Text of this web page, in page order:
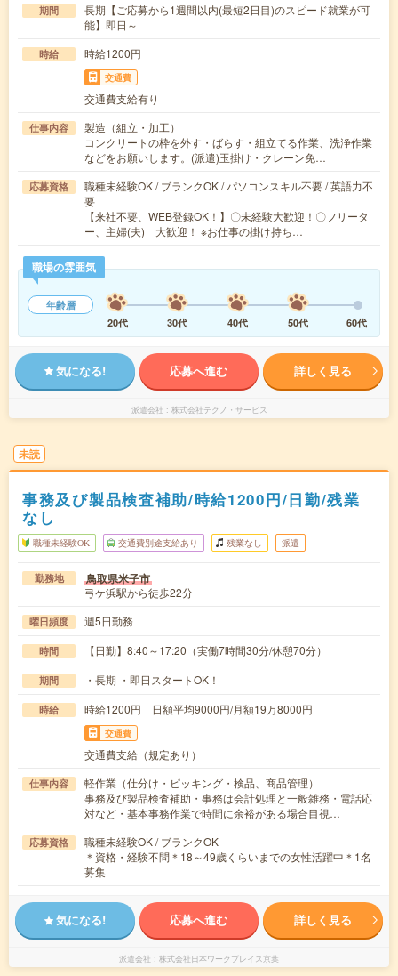
期間
長期【ご応募から1週間以内(最短2日目)のスピード就業が可
能】即日～
時給 時給1200円
交通費
交通費支給有り
仕事内容
製造（組立・加工）
コンクリートの枠を外す・ばらす・組立てる作業、洗浄作業
などをお願いします。(派遣)玉掛け・クレーン免…
応募資格
職種未経験OK / ブランクOK / パソコンスキル不要 / 英語力不
要
【来社不要、WEB登録OK！】〇未経験大歓迎！〇フリータ
ー、主婦(夫) 大歓迎！ ※お仕事の掛け持ち…
職場の雰囲気
年齢層
20代
30代 40代 50代 60代
気になる! 応募へ進む 詳しく見る
派遣会社 株式会社テクノ・サービス
未読
事務及び製品検査補助/時給1200円/日勤/残業
なし
職種未経験OK 交通費別途支給あり 残業なし 派遣
勤務地 鳥取県米子市
弓ケ浜駅から徒歩22分
曜日頻度 週5日勤務
時間 【日勤】8:40～17:20（実働7時間30分/休憩70分）
期間 ・長期 ・即日スタートOK！
時給 時給1200円 日額平均9000円/月額19万8000円
交通費
交通費支給（規定あり）
仕事内容
軽作業（仕分け・ピッキング・検品、商品管理）
事務及び製品検査補助・事務は会計処理と一般雑務・電話応
対など・基本事務作業で時間に余裕がある場合目視…
応募資格
職種未経験OK / ブランクOK
＊資格・経験不問＊18～49歳くらいまでの女性活躍中＊1名
募集
気になる! 応募へ進む 詳しく見る
派遣会社 株式会社日本ワークプレイス京葉